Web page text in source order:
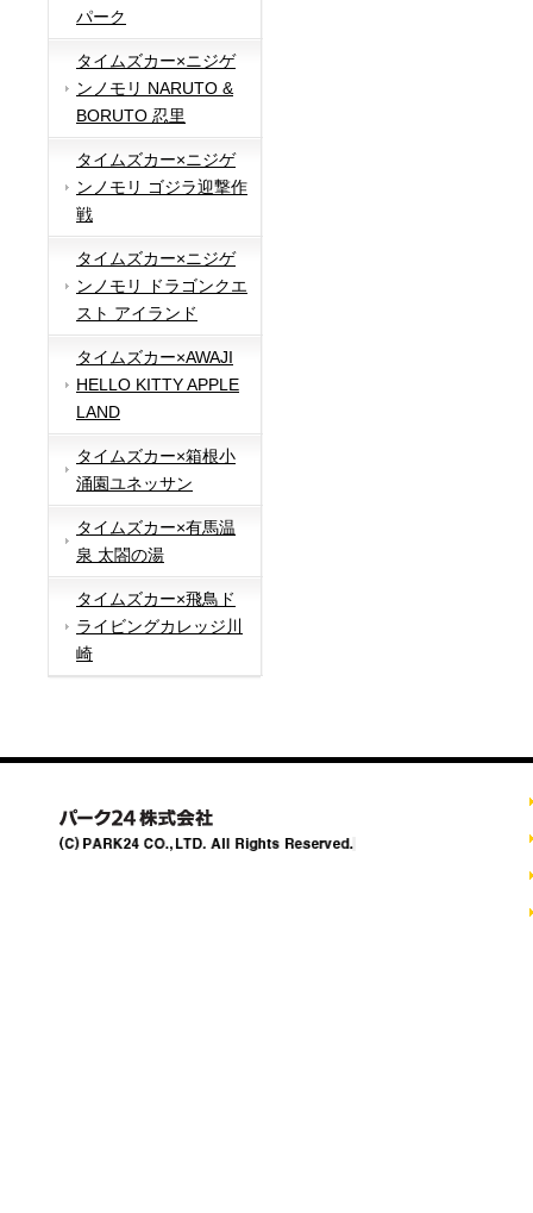
パーク
タイムズカー×ニジゲ
ンノモリ NARUTO &
BORUTO 忍里
タイムズカー×ニジゲ
ンノモリ ゴジラ迎撃作
戦
タイムズカー×ニジゲ
ンノモリ ドラゴンクエ
スト アイランド
タイムズカー×AWAJI
HELLO KITTY APPLE
LAND
タイムズカー×箱根小
涌園ユネッサン
タイムズカー×有馬温
泉 太閤の湯
タイムズカー×飛鳥ド
ライビングカレッジ川
崎